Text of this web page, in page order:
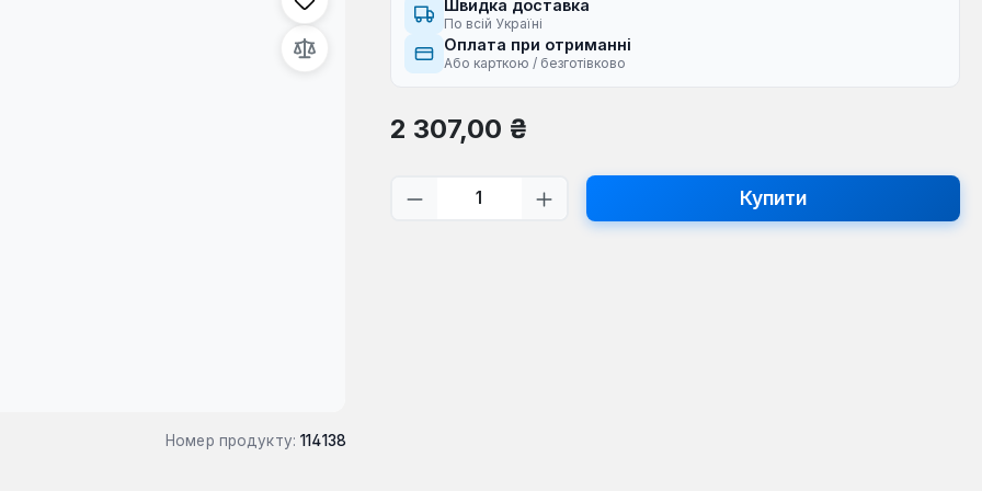
Номер продукту: 114138
Швидка доставка
По всій Україні
Оплата при отриманні
Або карткою / безготівково
Звичайна ціна:
2 307,00 ₴
Кількість товару: Введіть потрібну
Купити